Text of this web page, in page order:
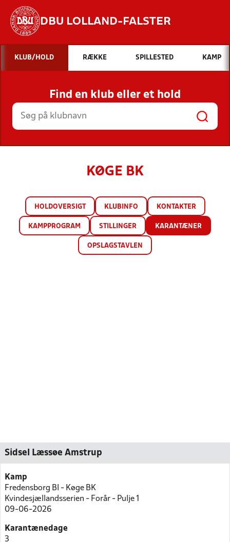
DBU LOLLAND-FALSTER
Hvad vil du søge efter?
INDHOLD OG NYHEDER
STILLINGER, RESULTATER, KLUBBER OG
HOLD
KLUB/HOLD RÆKKE SPILLESTED KAMP
Find en klub eller et hold
KØGE BK
HOLDOVERSIGT KLUBINFO KONTAKTER
KAMPPROGRAM STILLINGER KARANTÆNER
OPSLAGSTAVLEN
Sidsel Læssøe Amstrup
Kamp
Fredensborg BI - Køge BK
Kvindesjællandsserien - Forår - Pulje 1
09-06-2026
Karantænedage
3